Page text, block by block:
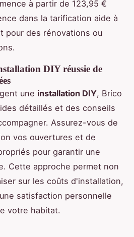
à partir de 123,95 €
dans la tarification aide à
pour des rénovations ou
DIY réussie de
une installation DIY, Brico
détaillés et des conseils
Assurez-vous de
vos ouvertures et de
pour garantir une
Cette approche permet non
sur les coûts d'installation,
satisfaction personnelle
votre habitat.